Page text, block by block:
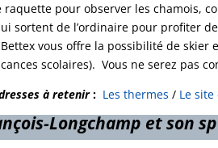
raquette pour observer les chamois,
sortent de l’ordinaire pour profiter
vous offre la possibilité de
scolaires). Vous ne serez pas
à retenir: Les thermes/ Le
Longchamp et son